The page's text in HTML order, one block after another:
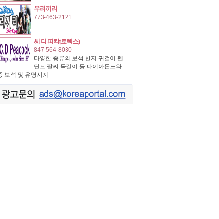
우리끼리
773-463-2121
씨 디 피칵(로렉스)
847-564-8030
다양한 종류의 보석 반지.귀걸이.펜
던트.팔찌.목걸이 등 다이아몬드와
보석 및 유명시계